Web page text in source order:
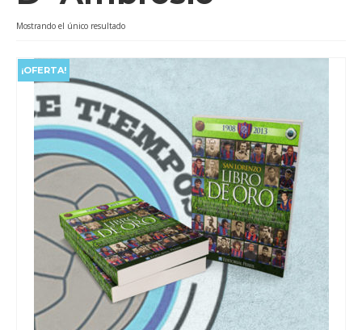
Videos
Tienda
Mostrando el único resultado
¡OFERTA!